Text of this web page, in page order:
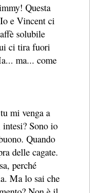
Questa
e Vincent ci
solubile
ci tira fuori
ma... come
mi venga a
Sono io
Quando
delle cagate.
perché
Ma lo sai che